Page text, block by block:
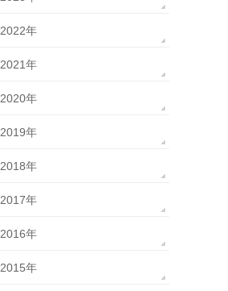
2022年
2021年
2020年
2019年
2018年
2017年
2016年
2015年